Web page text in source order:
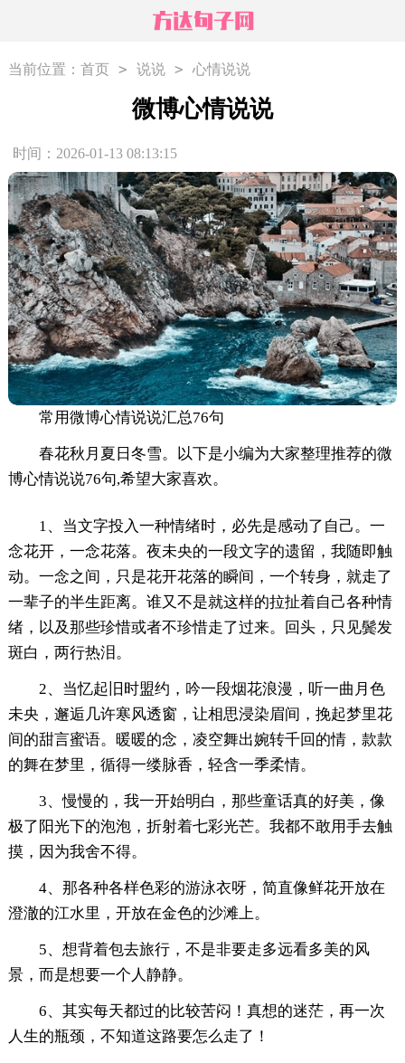
当前位置： 首页 > 说说 > 心情说说
微博心情说说
时间：2026-01-13 08:13:15
常用微博心情说说汇总76句
春花秋月夏日冬雪。以下是小编为大家整理推荐的微
博心情说说76句,希望大家喜欢。
1、当文字投入一种情绪时，必先是感动了自己。一
念花开，一念花落。夜未央的一段文字的遗留，我随即触
动。一念之间，只是花开花落的瞬间，一个转身，就走了
一辈子的半生距离。谁又不是就这样的拉扯着自己各种情
绪，以及那些珍惜或者不珍惜走了过来。回头，只见鬓发
斑白，两行热泪。
2、当忆起旧时盟约，吟一段烟花浪漫，听一曲月色
未央，邂逅几许寒风透窗，让相思浸染眉间，挽起梦里花
间的甜言蜜语。暖暖的念，凌空舞出婉转千回的情，款款
的舞在梦里，循得一缕脉香，轻含一季柔情。
3、慢慢的，我一开始明白，那些童话真的好美，像
极了阳光下的泡泡，折射着七彩光芒。我都不敢用手去触
摸，因为我舍不得。
4、那各种各样色彩的游泳衣呀，简直像鲜花开放在
澄澈的江水里，开放在金色的沙滩上。
5、想背着包去旅行，不是非要走多远看多美的风
景，而是想要一个人静静。
6、其实每天都过的比较苦闷！真想的迷茫，再一次
人生的瓶颈，不知道这路要怎么走了！